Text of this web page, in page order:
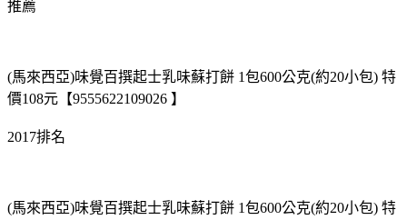
推薦
(馬來西亞)味覺百撰起士乳味蘇打餅 1包600公克(約20小包) 特
價108元【9555622109026 】
2017排名
(馬來西亞)味覺百撰起士乳味蘇打餅 1包600公克(約20小包) 特